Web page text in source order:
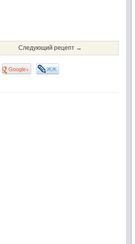
Следующий рецепт →
Google+ ЖЖ